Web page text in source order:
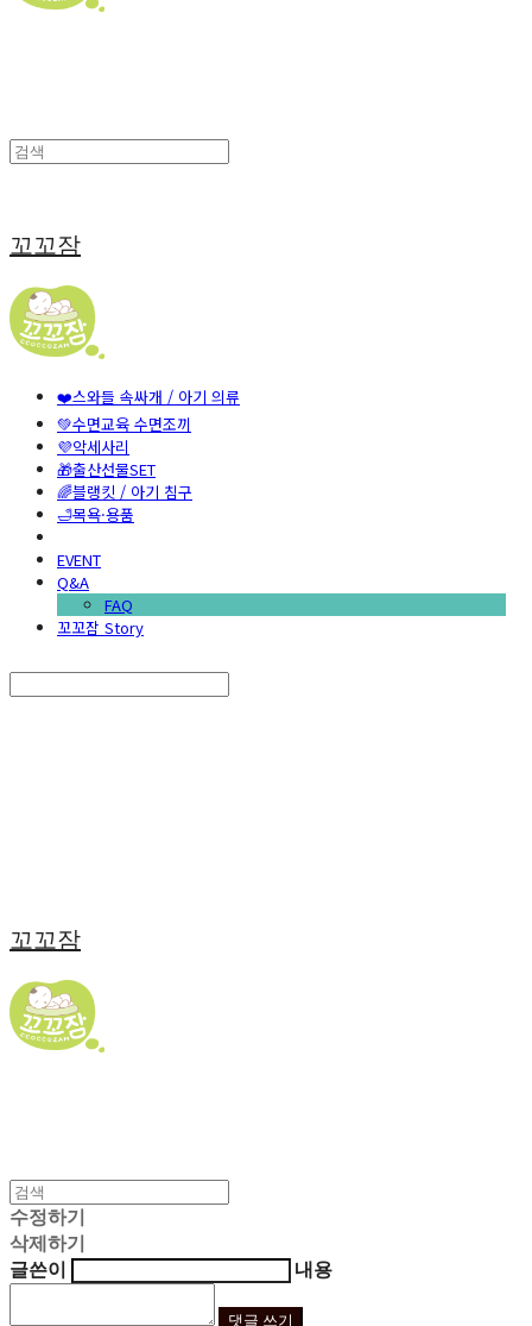
꼬꼬잠
❤️스와들 속싸개 / 아기 의류
💚수면교육 수면조끼
💜악세사리
🎁출산선물SET
🌈블랭킷 / 아기 침구
🛁목욕·용품
EVENT
Q&A
FAQ
꼬꼬잠 Story
꼬꼬잠
수정하기
삭제하기
글쓴이
내용
댓글 쓰기